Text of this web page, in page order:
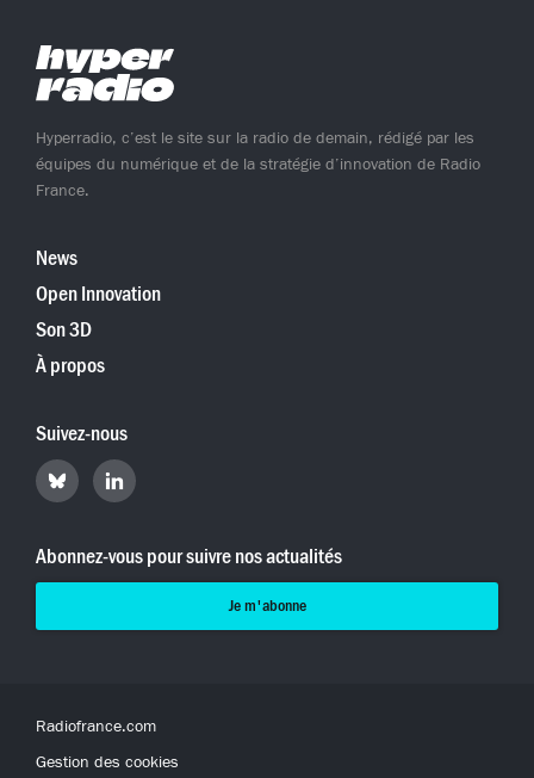
Hyperradio, c’est le site sur la radio de demain, rédigé par les
équipes du numérique et de la stratégie d’innovation de Radio
France.
News
Open Innovation
Son 3D
À propos
Suivez-nous
Retrouvez
Hyperradio
Bluesky
Retrouvez
Hyperradio
LinkedIn
Abonnez-vous pour suivre nos actualités
Je m'abonne
Radiofrance.com
Gestion des cookies